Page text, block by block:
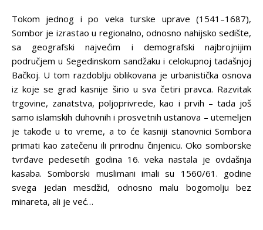
Tokom jednog i po veka turske uprave (1541–1687),
Sombor je izrastao u regionalno, odnosno nahijsko sedište,
sa geografski najvećim i demografski najbrojnijim
područjem u Segedinskom sandžaku i celokupnoj tadašnjoj
Bačkoj. U tom razdoblju oblikovana je urbanistička osnova
iz koje se grad kasnije širio u sva četiri pravca. Razvitak
trgovine, zanatstva, polјoprivrede, kao i prvih – tada još
samo islamskih duhovnih i prosvetnih ustanova – utemelјen
je takođe u to vreme, a to će kasniji stanovnici Sombora
primati kao zatečenu ili prirodnu činjenicu. Oko somborske
tvrđave pedesetih godina 16. veka nastala je ovdašnja
kasaba. Somborski muslimani imali su 1560/61. godine
svega jedan mesdžid, odnosno malu bogomolјu bez
minareta, ali je već…